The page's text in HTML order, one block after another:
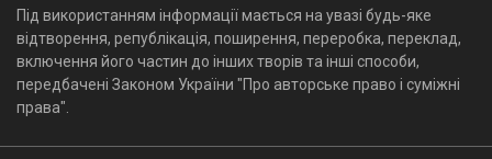
Під використанням інформації мається на увазі будь-яке
відтворення, републікація, поширення, переробка, переклад,
включення його частин до інших творів та інші способи,
передбачені Законом України "Про авторське право і суміжні
права".